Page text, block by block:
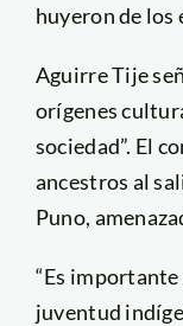
huyeron de los
Aguirre Tije
orígenes
sociedad”. El
ancestros al
Puno,
“Es
juventud